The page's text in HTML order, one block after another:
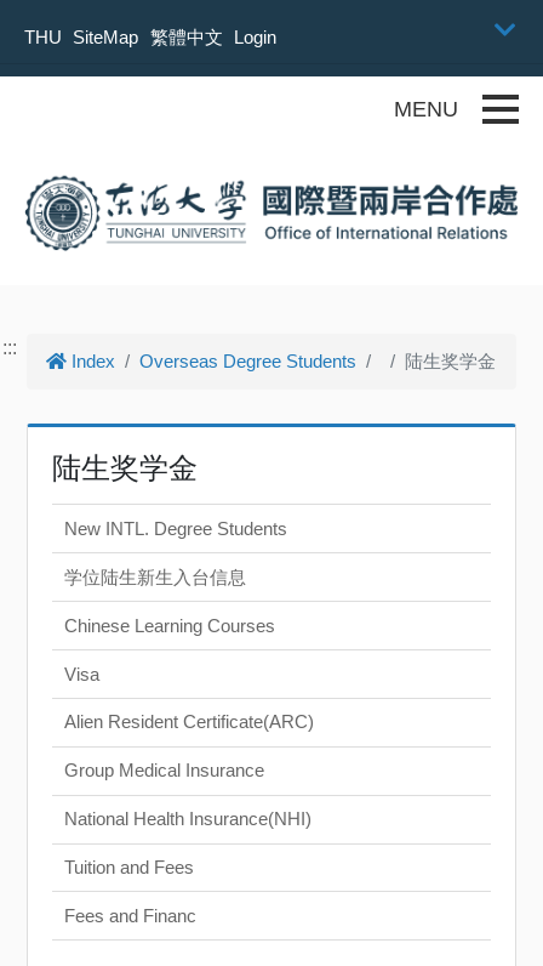
THU
SiteMap 繁體中文 Login
:::
Index Overseas Degree Students 陆生奖学金
陆生奖学金
New INTL. Degree Students
学位陆生新生入台信息
Chinese Learning Courses
Visa
Alien Resident Certificate(ARC)
Group Medical Insurance
National Health Insurance(NHI)
Tuition and Fees
Fees and Financ